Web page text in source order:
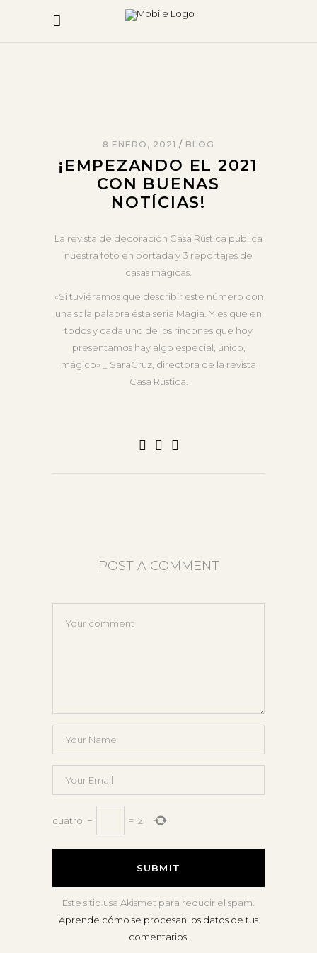
8 ENERO, 2021 BLOG
¡EMPEZANDO EL 2021
CON BUENAS
NOTÍCIAS!
La revista de decoración Casa Rústica publica
nuestra foto en portada y 3 reportajes de
casas mágicas.
«Si tuviéramos que describir este número con
una sola palabra ésta seria Magia. Y es que en
todos y cada uno de los rincones que hoy
presentamos hay algo especial, único,
mágico» _ SaraCruz, directora de la revista
Casa Rústica.
POST A COMMENT
cuatro − = 2
Este sitio usa Akismet para reducir el spam.
Aprende cómo se procesan los datos de tus
comentarios.